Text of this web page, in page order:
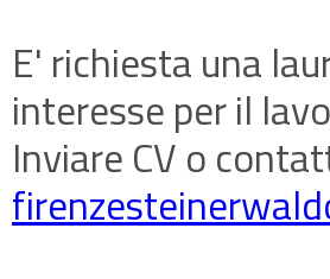
E' richiesta una
interesse per il
Inviare CV o